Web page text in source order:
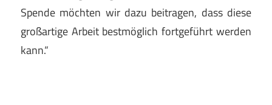
Spende möchten wir dazu beitragen, dass diese
großartige Arbeit bestmöglich fortgeführt werden
kann.“